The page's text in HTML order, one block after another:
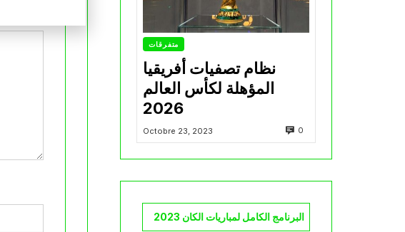
متفرقات
نظام تصفيات أفريقيا
المؤهلة لكأس العالم
2026
Octobre 23, 2023 0
البرنامج الكامل لمباريات الكان 2023